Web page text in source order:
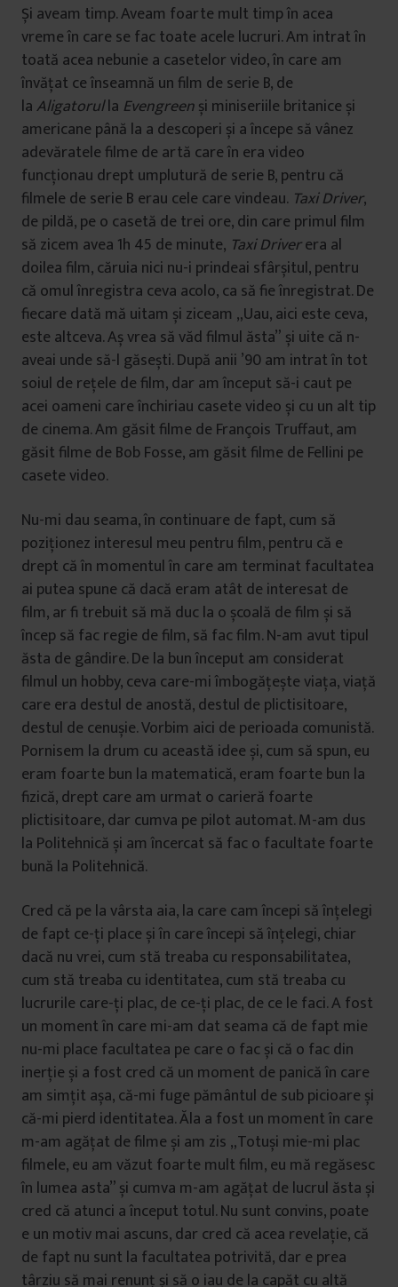
Și aveam timp. Aveam foarte mult timp în acea
vreme în care se fac toate acele lucruri. Am intrat în
toată acea nebunie a casetelor video, în care am
învățat ce înseamnă un film de serie B, de
laAligatorulla Evengreenși miniseriile britanice și
americane până la a descoperi și a începe să vânez
adevăratele filme de artă care în era video
funcționau drept umplutură de serie B, pentru că
filmele de serie B erau cele care vindeau. Taxi Driver,
de pildă, pe o casetă de trei ore, din care primul film
să zicem avea 1h 45 de minute, Taxi Driverera al
doilea film, căruia nici nu-i prindeai sfârșitul, pentru
că omul înregistra ceva acolo, ca să fie înregistrat. De
fiecare dată mă uitam și ziceam „Uau, aici este ceva,
este altceva. Aș vrea să văd filmul ăsta” și uite că n-
aveai unde să-l găsești. După anii ’90 am intrat în tot
soiul de rețele de film, dar am început să-i caut pe
acei oameni care închiriau casete video și cu un alt tip
de cinema. Am găsit filme de François Truffaut, am
găsit filme de Bob Fosse, am găsit filme de Fellini pe
casete video.
Nu-mi dau seama, în continuare de fapt, cum să
poziționez interesul meu pentru film, pentru că e
drept că în momentul în care am terminat facultatea
ai putea spune că dacă eram atât de interesat de
film, ar fi trebuit să mă duc la o școală de film și să
încep să fac regie de film, să fac film. N-am avut tipul
ăsta de gândire. De la bun început am considerat
filmul un hobby, ceva care-mi îmbogățește viața, viață
care era destul de anostă, destul de plictisitoare,
destul de cenușie. Vorbim aici de perioada comunistă.
Pornisem la drum cu această idee și, cum să spun, eu
eram foarte bun la matematică, eram foarte bun la
fizică, drept care am urmat o carieră foarte
plictisitoare, dar cumva pe pilot automat. M-am dus
la Politehnică și am încercat să fac o facultate foarte
bună la Politehnică.
Cred că pe la vârsta aia, la care cam începi să înțelegi
de fapt ce-ți place și în care începi să înțelegi, chiar
dacă nu vrei, cum stă treaba cu responsabilitatea,
cum stă treaba cu identitatea, cum stă treaba cu
lucrurile care-ți plac, de ce-ți plac, de ce le faci. A fost
un moment în care mi-am dat seama că de fapt mie
nu-mi place facultatea pe care o fac și că o fac din
inerție și a fost cred că un moment de panică în care
am simțit așa, că-mi fuge pământul de sub picioare și
că-mi pierd identitatea. Ăla a fost un moment în care
m-am agățat de filme și am zis „Totuși mie-mi plac
filmele, eu am văzut foarte mult film, eu mă regăsesc
în lumea asta” și cumva m-am agățat de lucrul ăsta și
cred că atunci a început totul. Nu sunt convins, poate
e un motiv mai ascuns, dar cred că acea revelație, că
de fapt nu sunt la facultatea potrivită, dar e prea
târziu să mai renunț și să o iau de la capăt cu altă